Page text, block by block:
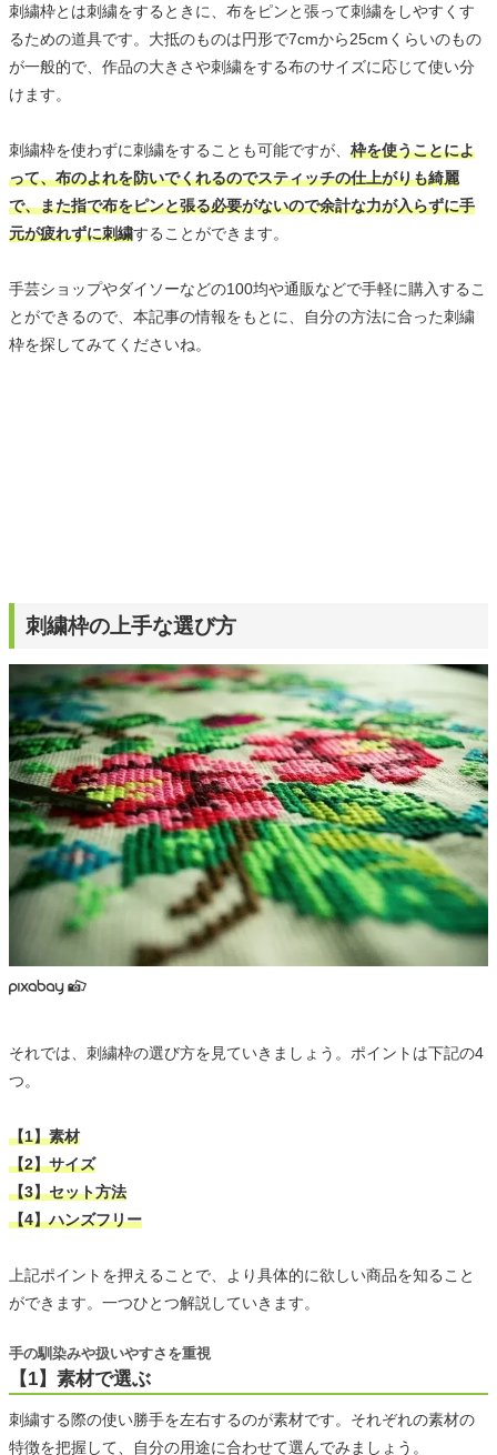
刺繍枠とは刺繍をするときに、布をピンと張って刺繍をしやすくす
るための道具です。大抵のものは円形で7cmから25cmくらいのもの
が一般的で、作品の大きさや刺繍をする布のサイズに応じて使い分
けます。
刺繍枠を使わずに刺繍をすることも可能ですが、 枠を使うことによ
って、布のよれを防いでくれるのでスティッチの仕上がりも綺麗
で、また指で布をピンと張る必要がないので余計な力が入らずに手
元が疲れずに刺繍することができます。
手芸ショップやダイソーなどの100均や通販などで手軽に購入するこ
とができるので、本記事の情報をもとに、自分の方法に合った刺繍
枠を探してみてくださいね。
刺繍枠の上手な選び方
それでは、刺繍枠の選び方を見ていきましょう。ポイントは下記の4
つ。
【1】素材
【2】サイズ
【3】セット方法
【4】ハンズフリー
上記ポイントを押えることで、より具体的に欲しい商品を知ること
ができます。一つひとつ解説していきます。
【1】素材で選ぶ
手の馴染みや扱いやすさを重視
刺繍する際の使い勝手を左右するのが素材です。それぞれの素材の
特徴を把握して、自分の用途に合わせて選んでみましょう。